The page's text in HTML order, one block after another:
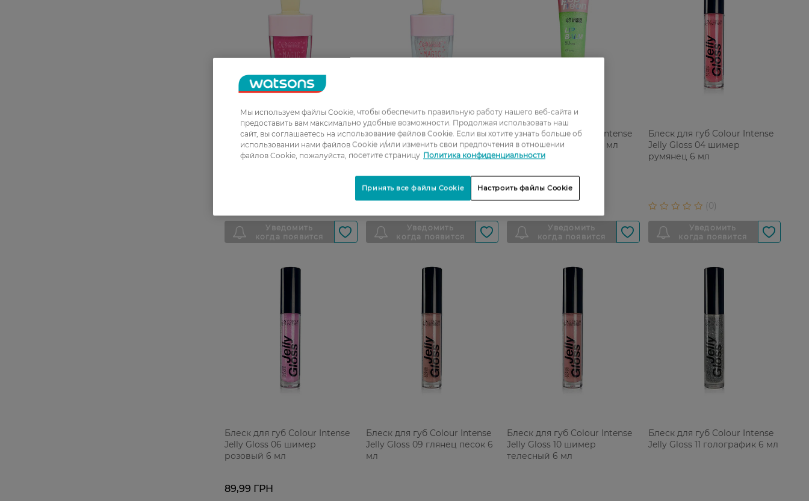
Блеск для губ Colour Intense
Magic 02 малина 6 мл
Блеск для губ Colour Intense
Magic 03 ваниль 6 мл
Блеск для губ Colour Intense
Pop Neon 01 яблоко 10 мл
Блеск для губ Colour Intense
Jelly Gloss 04 шимер
румянец 6 мл
Блеск для губ Colour Intense
Jelly Gloss 06 шимер
розовый 6 мл
89,99 ГРН
Блеск для губ Colour Intense
Jelly Gloss 09 глянец песок 6
мл
Блеск для губ Colour Intense
Jelly Gloss 10 шимер
телесный 6 мл
Блеск для губ Colour Intense
Jelly Gloss 11 голографик 6 мл
Мы используем файлы Cookie, чтобы обеспечить правильную работу нашего веб-сайта и
предоставить вам максимально удобные возможности. Продолжая использовать наш
сайт, вы соглашаетесь на использование файлов Cookie. Если вы хотите узнать больше об
использовании нами файлов Cookie и/или изменить свои предпочтения в отношении
файлов Cookie, пожалуйста, посетите страницу Политика конфиденциальности
Настроить файлы Cookie
Принять все файлы Cookie